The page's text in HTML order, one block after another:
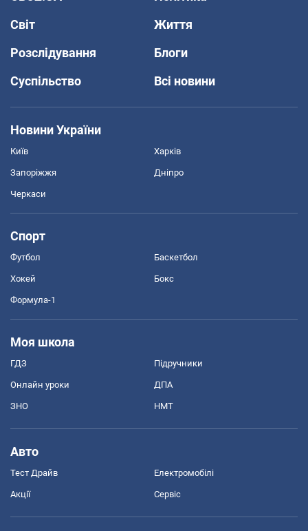
Світ
Життя
Розслідування
Блоги
Суспільство
Всі новини
Новини України
Київ Харків
Запоріжжя Дніпро
Черкаси
Спорт
Футбол Баскетбол
Хокей Бокс
Формула-1
Моя школа
ГДЗ Підручники
Онлайн уроки ДПА
ЗНО НМТ
Авто
Тест Драйв Електромобілі
Акції Сервіс